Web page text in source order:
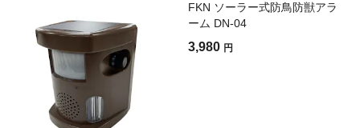
FKN ソーラー式防鳥防獣アラ
ーム DN-04
3,980 円